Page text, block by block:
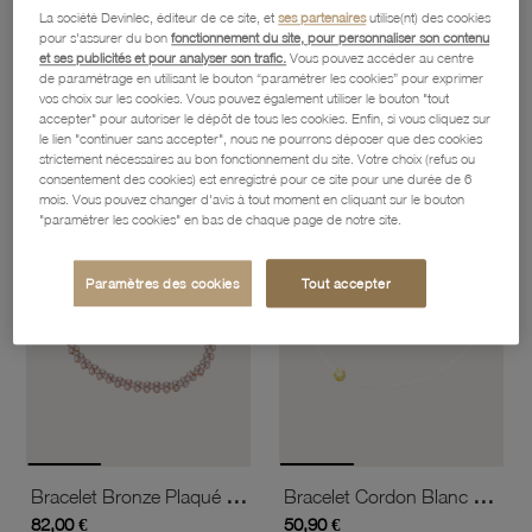
Bracelet Bronze En Plaqué Or Rose Et Oxydes De Zirconium
113,60 € 58,10 €
favorite_borderAjouter à vos favoris
Bracelet Bronze Plaqué Or Rose Et Oxydes De Zirconium
82,00 €
favorite_border
Bracelet Cordon Blanc En Or Jaune, Oxyde De Zirconium
50,90 €
La société Devinlec, éditeur de ce site, etses partenairesutilise(nt) des cookies
pour s'assurer du bonfonctionnement du site, pour personnaliser son contenu
et ses publicités et pour analyser son trafic. Vous pouvez accéder au centre
de paramétrage en utilisant le bouton “paramétrer les cookies” pour exprimer
vos choix sur les cookies. Vous pouvez également utiliser le bouton "tout
accepter" pour autoriser le dépôt de tous les cookies. Enfin, si vous cliquez sur
le lien "continuer sans accepter", nous ne pourrons déposer que des cookies
strictement nécessaires au bon fonctionnement du site. Votre choix (refus ou
consentement des cookies) est enregistré pour ce site pour une durée de 6
mois. Vous pouvez changer d'avis à tout moment en cliquant sur le bouton
"paramétrer les cookies" en bas de chaque page de notre site.
Paramètres des cookies Tout accepter